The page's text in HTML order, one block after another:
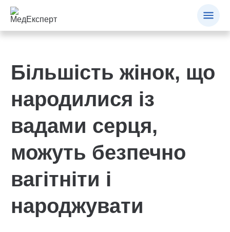
Більшість жінок, що
народилися із
вадами серця,
можуть безпечно
вагітніти і
народжувати